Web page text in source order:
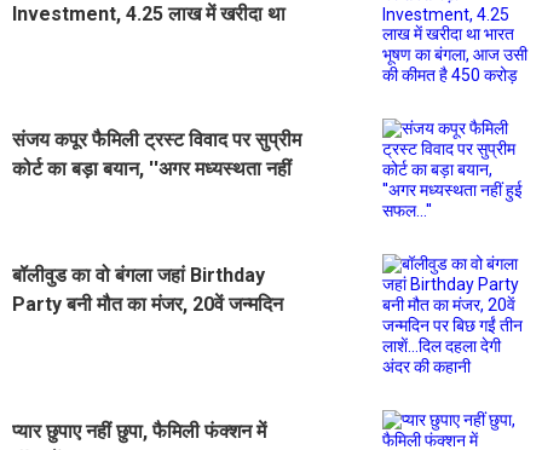
Investment, 4.25 लाख में खरीदा था
संजय कपूर फैमिली ट्रस्ट विवाद पर सुप्रीम
कोर्ट का बड़ा बयान, ''अगर मध्यस्थता नहीं
बॉलीवुड का वो बंगला जहां Birthday
Party बनी मौत का मंजर, 20वें जन्मदिन
प्यार छुपाए नहीं छुपा, फैमिली फंक्शन में